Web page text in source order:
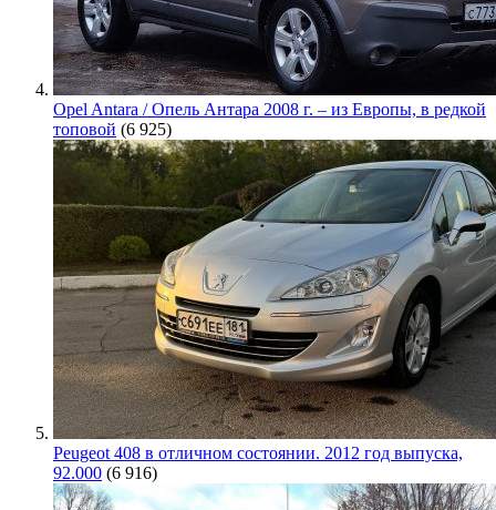
Opel Antara / Опель Антара 2008 г. – из Европы, в редкой
топовой (6 925)
Peugeot 408 в отличном состоянии. 2012 год выпуска,
92.000 (6 916)